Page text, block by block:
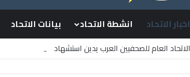
اخبار الاتحاد انشطة الاتحاد بيانات الاتحاد
الاتحاد العام للصحفيين العرب يدين استشهاد